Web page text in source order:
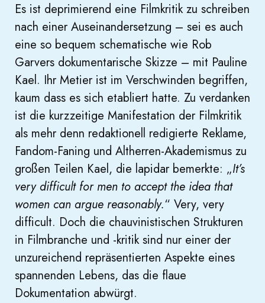
Es ist deprimierend eine Filmkritik zu schreiben
nach einer Auseinandersetzung – sei es auch
eine so bequem schematische wie Rob
Garvers dokumentarische Skizze – mit Pauline
Kael. Ihr Metier ist im Verschwinden begriffen,
kaum dass es sich etabliert hatte. Zu verdanken
ist die kurzzeitige Manifestation der Filmkritik
als mehr denn redaktionell redigierte Reklame,
Fandom-Faning und Altherren-Akademismus zu
großen Teilen Kael, die lapidar bemerkte: „It’s
very difficult for men to accept the idea that
women can argue reasonably.“ Very, very
difficult. Doch die chauvinistischen Strukturen
in Filmbranche und -kritik sind nur einer der
unzureichend repräsentierten Aspekte eines
spannenden Lebens, das die flaue
Dokumentation abwürgt.